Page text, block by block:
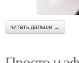
читать дальше →